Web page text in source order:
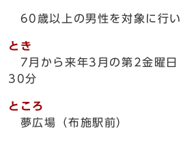
60歳以上の男性を対象に行い
とき
7月から来年3月の第2金曜
30分
ところ
夢広場（布施駅前）